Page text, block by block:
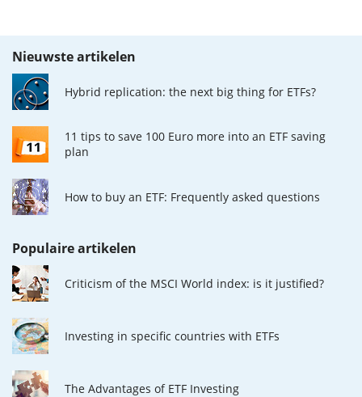
Nieuwste artikelen
Hybrid replication: the next big thing for ETFs?
11 tips to save 100 Euro more into an ETF saving
plan
How to buy an ETF: Frequently asked questions
Populaire artikelen
Criticism of the MSCI World index: is it justified?
Investing in specific countries with ETFs
The Advantages of ETF Investing